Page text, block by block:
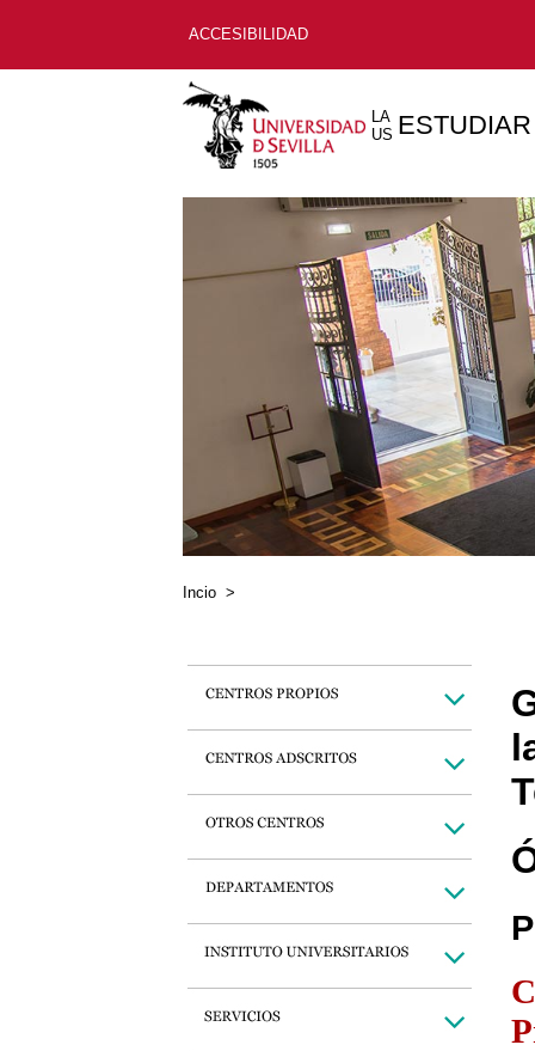
ACCESIBILIDAD
LA
US ESTUDIAR
Incio >